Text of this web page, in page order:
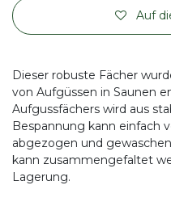
Auf
Dieser robuste Fächer
von Aufgüssen in Saunen
Aufgussfächers wird aus
Bespannung kann einfach
abgezogen und
kann zusammengefaltet
Lagerung.